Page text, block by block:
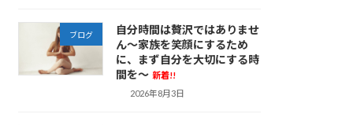
ブログ
自分時間は贅沢ではありませ
ん～家族を笑顔にするため
に、まず自分を大切にする時
間を～ 新着!!
2026年8月3日